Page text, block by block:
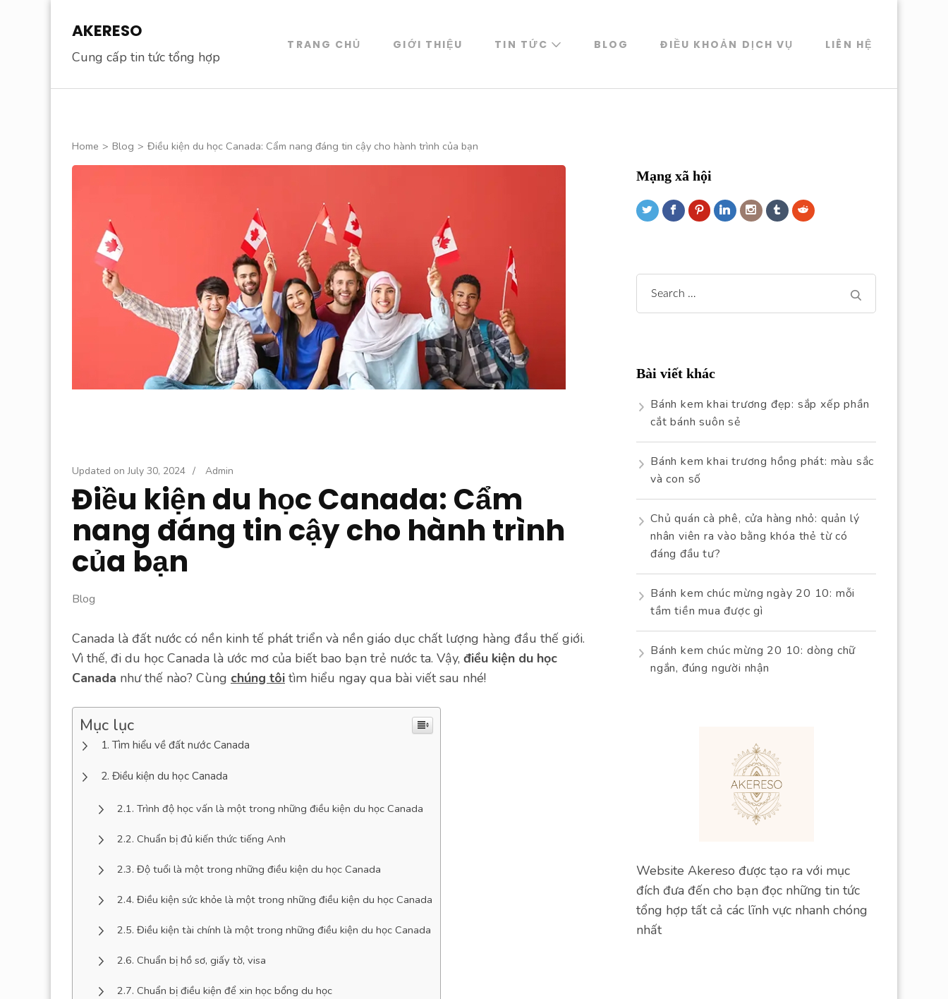
content
Enter)
AKERESO
Cung cấp tin tức tổng hợp
TRANG CHỦ GIỚI THIỆU TIN TỨC BLOG ĐIỀU KHOẢN DỊCH VỤ LIÊN HỆ
Home > Blog > Điều kiện du học Canada: Cẩm nang đáng tin cậy cho hành trình của bạn
Updated onJuly 30, 2024 / Admin
Điều kiện du học Canada: Cẩm
nang đáng tin cậy cho hành trình
của bạn
Blog
Canada là đất nước có nền kinh tế phát triển và nền giáo dục chất lượng hàng đầu thế giới.
Vì thế, đi du học Canada là ước mơ của biết bao bạn trẻ nước ta. Vậy, điều kiện du học
Canada như thế nào? Cùng chúng tôi tìm hiểu ngay qua bài viết sau nhé!
Mục lục
Tìm hiểu về đất nước Canada
Điều kiện du học Canada
Trình độ học vấn là một trong những điều kiện du học Canada
Chuẩn bị đủ kiến thức tiếng Anh
Độ tuổi là một trong những điều kiện du học Canada
Điều kiện sức khỏe là một trong những điều kiện du học Canada
Điều kiện tài chính là một trong những điều kiện du học Canada
Chuẩn bị hồ sơ, giấy tờ, visa
Chuẩn bị điều kiện để xin học bổng du học
Mạng xã hội
Search
for:
Bài viết khác
Bánh kem khai trương đẹp: sắp xếp phần
cắt bánh suôn sẻ
Bánh kem khai trương hồng phát: màu sắc
và con số
Chủ quán cà phê, cửa hàng nhỏ: quản lý
nhân viên ra vào bằng khóa thẻ từ có
đáng đầu tư?
Bánh kem chúc mừng ngày 20 10: mỗi
tầm tiền mua được gì
Bánh kem chúc mừng 20 10: dòng chữ
ngắn, đúng người nhận
Website Akereso được tạo ra với mục
đích đưa đến cho bạn đọc những tin tức
tổng hợp tất cả các lĩnh vực nhanh chóng
nhất